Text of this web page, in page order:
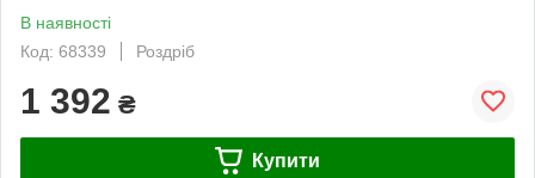
В наявності
Код: 68339
Роздріб
1 392 ₴
Купити